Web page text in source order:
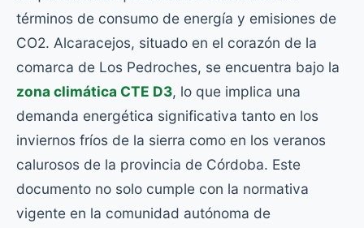
términos de consumo de energía y emisiones de
CO2. Alcaracejos, situado en el corazón de la
comarca de Los Pedroches, se encuentra bajo la
zona climática CTE D3, lo que implica una
demanda energética significativa tanto en los
inviernos fríos de la sierra como en los veranos
calurosos de la provincia de Córdoba. Este
documento no solo cumple con la normativa
vigente en la comunidad autónoma de